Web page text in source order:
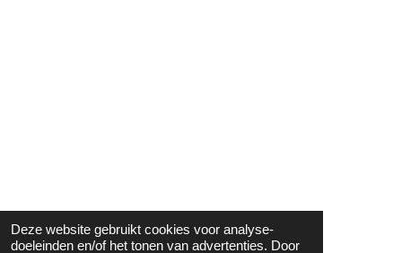
Deze website gebruikt cookies voor analyse-
doeleinden en/of het tonen van advertenties. Door